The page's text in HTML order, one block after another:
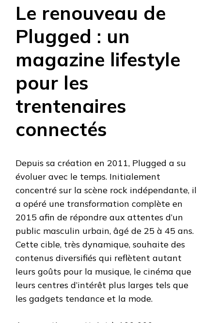
Le renouveau de
Plugged : un
magazine lifestyle
pour les
trentenaires
connectés
Depuis sa création en 2011, Plugged a su
évoluer avec le temps. Initialement
concentré sur la scène rock indépendante, il
a opéré une transformation complète en
2015 afin de répondre aux attentes d’un
public masculin urbain, âgé de 25 à 45 ans.
Cette cible, très dynamique, souhaite des
contenus diversifiés qui reflètent autant
leurs goûts pour la musique, le cinéma que
leurs centres d’intérêt plus larges tels que
les gadgets tendance et la mode.